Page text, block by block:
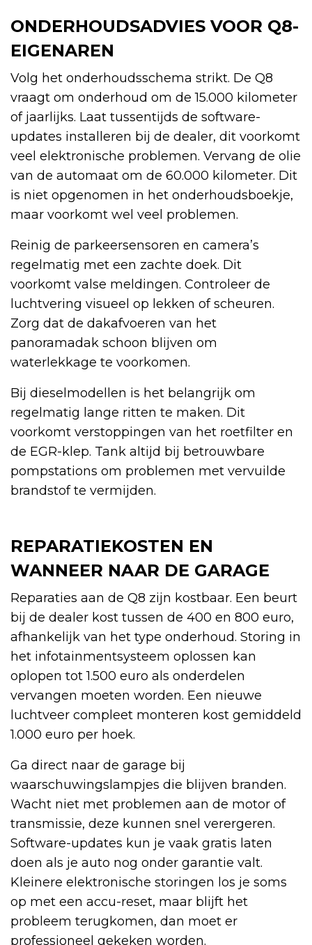
ONDERHOUDSADVIES VOOR Q8-
EIGENAREN
Volg het onderhoudsschema strikt. De Q8
vraagt om onderhoud om de 15.000 kilometer
of jaarlijks. Laat tussentijds de software-
updates installeren bij de dealer, dit voorkomt
veel elektronische problemen. Vervang de olie
van de automaat om de 60.000 kilometer. Dit
is niet opgenomen in het onderhoudsboekje,
maar voorkomt wel veel problemen.
Reinig de parkeersensoren en camera’s
regelmatig met een zachte doek. Dit
voorkomt valse meldingen. Controleer de
luchtvering visueel op lekken of scheuren.
Zorg dat de dakafvoeren van het
panoramadak schoon blijven om
waterlekkage te voorkomen.
Bij dieselmodellen is het belangrijk om
regelmatig lange ritten te maken. Dit
voorkomt verstoppingen van het roetfilter en
de EGR-klep. Tank altijd bij betrouwbare
pompstations om problemen met vervuilde
brandstof te vermijden.
REPARATIEKOSTEN EN
WANNEER NAAR DE GARAGE
Reparaties aan de Q8 zijn kostbaar. Een beurt
bij de dealer kost tussen de 400 en 800 euro,
afhankelijk van het type onderhoud. Storing in
het infotainmentsysteem oplossen kan
oplopen tot 1.500 euro als onderdelen
vervangen moeten worden. Een nieuwe
luchtveer compleet monteren kost gemiddeld
1.000 euro per hoek.
Ga direct naar de garage bij
waarschuwingslampjes die blijven branden.
Wacht niet met problemen aan de motor of
transmissie, deze kunnen snel verergeren.
Software-updates kun je vaak gratis laten
doen als je auto nog onder garantie valt.
Kleinere elektronische storingen los je soms
op met een accu-reset, maar blijft het
probleem terugkomen, dan moet er
professioneel gekeken worden.